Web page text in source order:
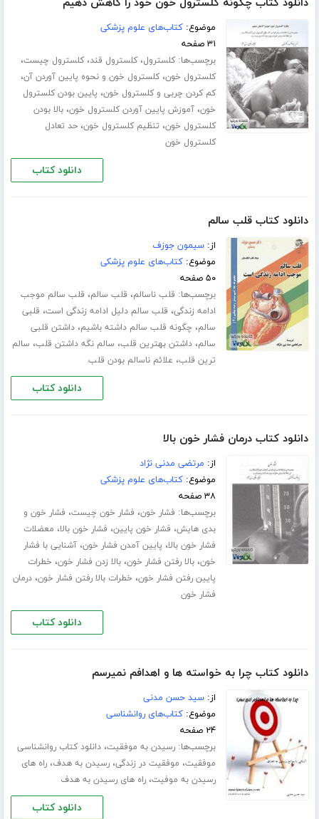
دانلود کتاب چگونه کلسترول خون خود را کاهش دهیم
موضوع:کتاب‌های علوم پزشکی
۳۱ صفحه
برچسب‌ها:کلسترول،کلسترول قند،کلسترول چیست،
کلسترول خون،کلسترول خون و نحوه پایین آوردن آن،
کم کردن چربی و کلسترول خون، پایین بودن کلسترول
خون،آموزش پایین آوردن کلسترول خون،بالا بودن
کلسترول خون، تنظیم کلسترول خون،حد تعادل
کلسترول خون
دانلود کتاب
دانلود کتاب قلب سالم
از:سیمون جوزف
موضوع:کتاب‌های علوم پزشکی
۵۰ صفحه
برچسب‌ها: قلب ناسالم، قلب سالم، قلب سالم موجب
ادامه زندگی، قلب سالم دلیل ادامه زندگی است، قلبی
سالم، چگونه قلب سالم داشته باشیم،داشتن قلبی
سالم،داشتن بهترین قلب، سالم نگه داشتن قلب، سالم
ترین قلب، علائم ناسالم بودن قلب
دانلود کتاب
دانلود کتاب درمان فشار خون بالا
از: مرتضی مدنی نژاد
موضوع:کتاب‌های علوم پزشکی
۳۸ صفحه
برچسب‌ها: فشار خون، فشار خون چیست، فشار خون و
بدی هایش، فشار خون پایین، فشار خون بالا، معضلات
فشار خون بالا، پایین آمدن فشار خون،آشنایی با فشار
خون،بالا رفتن فشار خون،بالا زدن فشار خون، خطرات
پایین رفتن فشار خون، خطرات بالا رفتن فشار خون،درمان
فشار خون
دانلود کتاب
دانلود کتاب چرا به خواسته ها و اهدافم نمیرسم
از:سید حسن مدنی
موضوع:کتاب‌های روانشناسی
۲۴ صفحه
برچسب‌ها:رسیدن به موفقیت،دانلود کتاب روانشناسی
موفقیت، موفقیت در زندگی،رسیدن به هدف،راه های
رسیدن به موفیت،راه های رسیدن به هدف
دانلود کتاب